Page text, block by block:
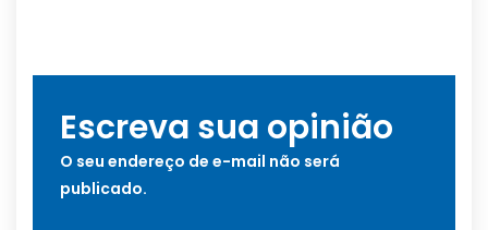
Escreva sua opinião
O seu endereço de e-mail não será
publicado.